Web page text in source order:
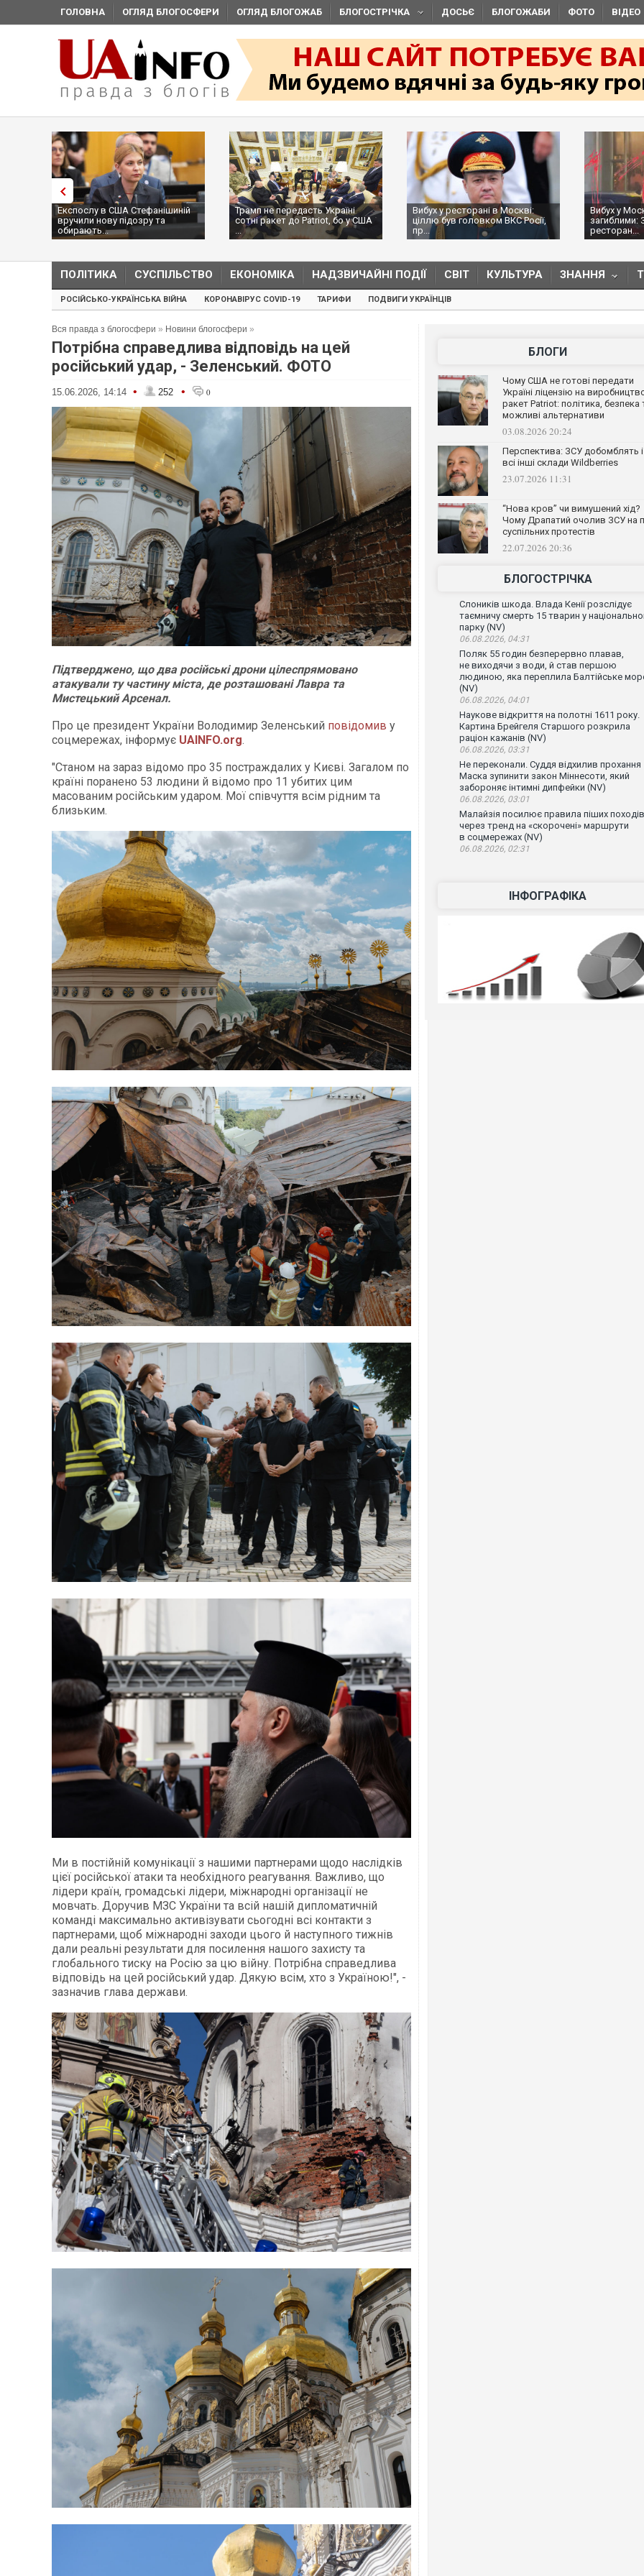
ГОЛОВНА ОГЛЯД БЛОГОСФЕРИ ОГЛЯД БЛОГОЖАБ БЛОГОСТРІЧКА ДОСЬЄ БЛОГОЖАБИ ФОТО ВІДЕО
США Стефанішиній
підозру та
Трамп не передасть Україні
сотні ракет до Patriot, бо у США
Вибух у ресторані в Москві:
ціллю був головком ВКС Росії,
пр...
Вибух у Москві з трьома
загиблими: ЗМІ пишуть, що в
ресторан...
ПОЛІТИКА СУСПІЛЬСТВО ЕКОНОМІКА НАДЗВИЧАЙНІ ПОДІЇ СВІТ КУЛЬТУРА ЗНАННЯ
РОСІЙСЬКО-УКРАЇНСЬКА ВІЙНА КОРОНАВІРУС COVID-19 ТАРИФИ ПОДВИГИ УКРАЇНЦІВ
Вся правда з блогосфери » Новини блогосфери »
Потрібна справедлива відповідь на цей
російський удар, - Зеленський. ФОТО
15.06.2026, 14:14 • 252 • 0
Підтверджено, що два російські дрони цілеспрямовано
атакували ту частину міста, де розташовані Лавра та
Мистецький Арсенал.
Про це президент України Володимир Зеленський повідомив у
соцмережах, інформує UAINFO.org.
"Станом на зараз відомо про 35 постраждалих у Києві. Загалом по
країні поранено 53 людини й відомо про 11 убитих цим
масованим російським ударом. Мої співчуття всім рідним та
близьким.
Ми в постійній комунікації з нашими партнерами щодо наслідків
цієї російської атаки та необхідного реагування. Важливо, що
лідери країн, громадські лідери, міжнародні організації не
мовчать. Доручив МЗС України та всій нашій дипломатичній
команді максимально активізувати сьогодні всі контакти з
партнерами, щоб міжнародні заходи цього й наступного тижнів
дали реальні результати для посилення нашого захисту та
глобального тиску на Росію за цю війну. Потрібна справедлива
відповідь на цей російський удар. Дякую всім, хто з Україною!", -
зазначив глава держави.
БЛОГИ
Чому США не готові передати
Україні ліцензію на
ракет Patriot: політика, безпека
можливі альтернативи
03.08.2026 20:24
Перспектива: ЗСУ добомблять і
всі інші склади Wildberries
23.07.2026 11:31
“Нова кров” чи вимушений хід?
Чому Драпатий очолив ЗСУ на
суспільних протестів
22.07.2026 20:36
БЛОГОСТРІЧКА
Слоників шкода. Влада Кенії розслідує
таємничу смерть 15 тварин у
парку (NV)
06.08.2026, 04:31
Поляк 55 годин безперервно плавав,
не виходячи з води, й став першою
людиною, яка переплила Балтійське
(NV)
06.08.2026, 04:01
Наукове відкриття на полотні 1611 року.
Картина Брейгеля Старшого розкрила
раціон кажанів (NV)
06.08.2026, 03:31
Не переконали. Суддя відхилив прохання
Маска зупинити закон Міннесоти, який
забороняє інтимні дипфейки (NV)
06.08.2026, 03:01
Малайзія посилює правила піших походів
через тренд на «скорочені» маршрути
в соцмережах (NV)
06.08.2026, 02:31
ІНФОГРАФІКА